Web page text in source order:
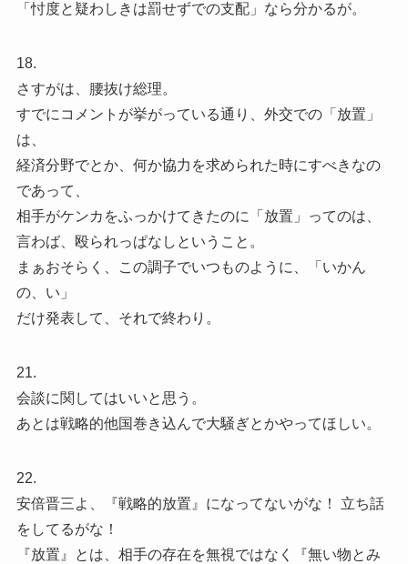
「忖度と疑わしきは罰せずでの支配」なら分かるが。
18.
さすがは、腰抜け総理。
すでにコメントが挙がっている通り、外交での「放置」
は、
経済分野でとか、何か協力を求められた時にすべきなの
であって、
相手がケンカをふっかけてきたのに「放置」ってのは、
言わば、殴られっぱなしということ。
まぁおそらく、この調子でいつものように、「いかん
の、い」
だけ発表して、それで終わり。
21.
会談に関してはいいと思う。
あとは戦略的他国巻き込んで大騒ぎとかやってほしい。
22.
安倍晋三よ、『戦略的放置』になってないがな！ 立ち話
をしてるがな！
『放置』とは、相手の存在を無視ではなく『無い物とみ